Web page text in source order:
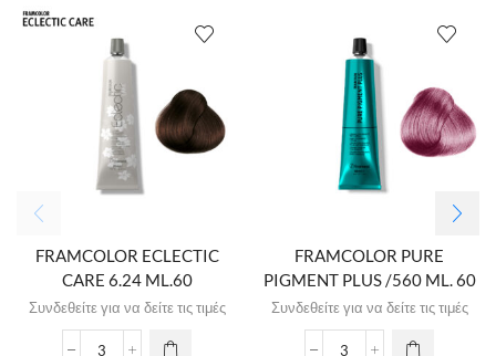
FRAMCOLOR ECLECTIC
CARE 6.24 ML.60
Συνδεθείτε για να δείτε τις τιμές
FRAMCOLOR PURE
PIGMENT PLUS /560 ML. 60
Συνδεθείτε για να δείτε τις τιμές